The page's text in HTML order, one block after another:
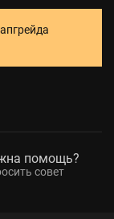
помощь?
совет